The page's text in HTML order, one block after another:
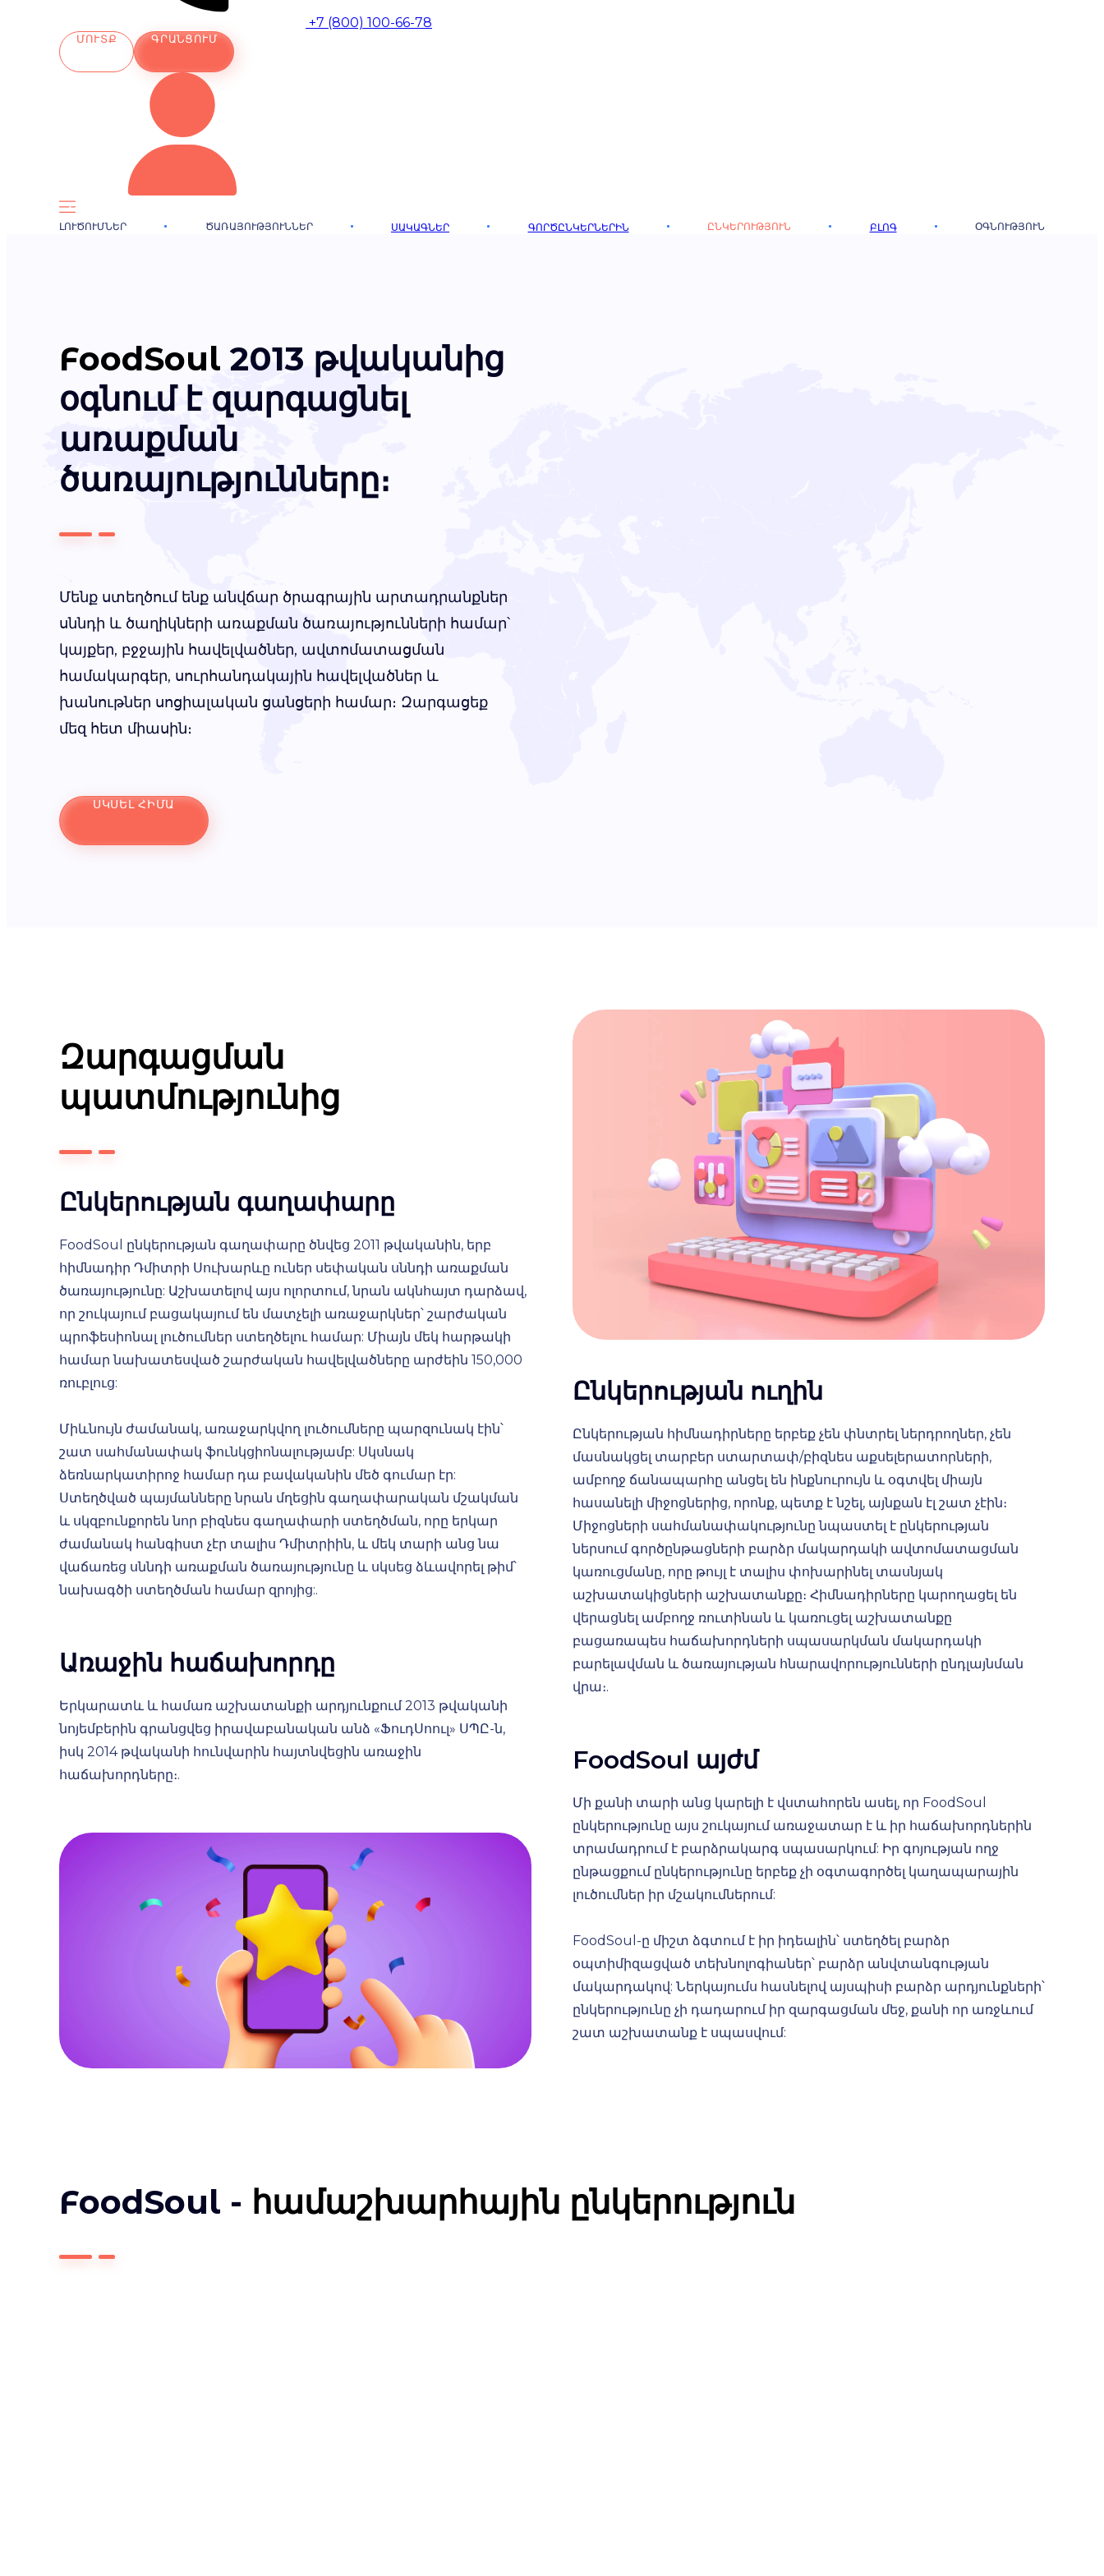
+7 (800) 100-66-78
ՄՈՒՏՔ ԳՐԱՆՑՈՒՄ
ԼՈՒԾՈՒՄՆԵՐ ԾԱՌԱՅՈՒԹՅՈՒՆՆԵՐ ՍԱԿԱԳՆԵՐ ԳՈՐԾԸՆԿԵՐՆԵՐԻՆ ԸՆԿԵՐՈՒԹՅՈՒՆ ԲԼՈԳ ՕԳՆՈՒԹՅՈՒՆ
FoodSoul 2013 թվականից
օգնում է զարգացնել
առաքման
ծառայությունները։
Մենք ստեղծում ենք անվճար ծրագրային արտադրանքներ
սննդի և ծաղիկների առաքման ծառայությունների համար՝
կայքեր, բջջային հավելվածներ, ավտոմատացման
համակարգեր, սուրհանդակային հավելվածներ և
խանութներ սոցիալական ցանցերի համար։ Զարգացեք
մեզ հետ միասին։
ՍԿՍԵԼ ՀԻՄԱ
Զարգացման
պատմությունից
Ընկերության գաղափարը
FoodSoul ընկերության գաղափարը ծնվեց 2011 թվականին, երբ
հիմնադիր Դմիտրի Սուխարևը ուներ սեփական սննդի առաքման
ծառայությունը: Աշխատելով այս ոլորտում, նրան ակնհայտ դարձավ,
որ շուկայում բացակայում են մատչելի առաջարկներ՝ շարժական
պրոֆեսիոնալ լուծումներ ստեղծելու համար: Միայն մեկ հարթակի
համար նախատեսված շարժական հավելվածները արժեին 150,000
ռուբլուց:
Միևնույն ժամանակ, առաջարկվող լուծումները պարզունակ էին՝
շատ սահմանափակ ֆունկցիոնալությամբ: Սկսնակ
ձեռնարկատիրոջ համար դա բավականին մեծ գումար էր:
Ստեղծված պայմանները նրան մղեցին գաղափարական մշակման
և սկզբունքորեն նոր բիզնես գաղափարի ստեղծման, որը երկար
ժամանակ հանգիստ չէր տալիս Դմիտրիին, և մեկ տարի անց նա
վաճառեց սննդի առաքման ծառայությունը և սկսեց ձևավորել թիմ՝
նախագծի ստեղծման համար զրոյից:.
Առաջին հաճախորդը
Երկարատև և համառ աշխատանքի արդյունքում 2013 թվականի
նոյեմբերին գրանցվեց իրավաբանական անձ «ՖուդՍոուլ» ՍՊԸ-ն,
իսկ 2014 թվականի հունվարին հայտնվեցին առաջին
հաճախորդները։.
Ընկերության ուղին
Ընկերության հիմնադիրները երբեք չեն փնտրել ներդրողներ, չեն
մասնակցել տարբեր ստարտափ/բիզնես աքսելերատորների,
ամբողջ ճանապարհը անցել են ինքնուրույն և օգտվել միայն
հասանելի միջոցներից, որոնք, պետք է նշել, այնքան էլ շատ չէին։
Միջոցների սահմանափակությունը նպաստել է ընկերության
ներսում գործընթացների բարձր մակարդակի ավտոմատացման
կառուցմանը, որը թույլ է տալիս փոխարինել տասնյակ
աշխատակիցների աշխատանքը։ Հիմնադիրները կարողացել են
վերացնել ամբողջ ռուտինան և կառուցել աշխատանքը
բացառապես հաճախորդների սպասարկման մակարդակի
բարելավման և ծառայության հնարավորությունների ընդլայնման
վրա։.
FoodSoul այժմ
Մի քանի տարի անց կարելի է վստահորեն ասել, որ FoodSoul
ընկերությունը այս շուկայում առաջատար է և իր հաճախորդներին
տրամադրում է բարձրակարգ սպասարկում: Իր գոյության ողջ
ընթացքում ընկերությունը երբեք չի օգտագործել կաղապարային
լուծումներ իր մշակումներում:
FoodSoul-ը միշտ ձգտում է իր իդեալին՝ ստեղծել բարձր
օպտիմիզացված տեխնոլոգիաներ՝ բարձր անվտանգության
մակարդակով: Ներկայումս հասնելով այսպիսի բարձր արդյունքների՝
ընկերությունը չի դադարում իր զարգացման մեջ, քանի որ առջևում
շատ աշխատանք է սպասվում:
FoodSoul - համաշխարհային ընկերություն